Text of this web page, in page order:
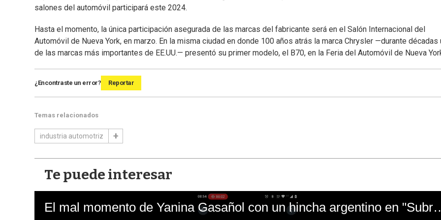
salones del automóvil participará este 2024.
Hasta el momento, la única participación asegurada de las marcas del fabricante será en el Salón Internacional del
Automóvil de Nueva York, en marzo. En la misma ciudad en donde 100 años atrás la marca Chrysler —durante décadas
de las marcas más importantes de EE.UU.— presentó su primer modelo, el B70, en la Feria del Automóvil de Nueva
¿Encontraste un error? Reportar
Temas relacionados
industria automotriz
Te puede interesar
El mal momento de Yanina